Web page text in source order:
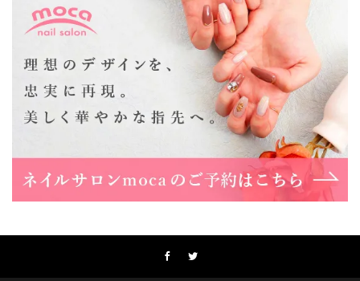
Lee上新庄Vita店
大阪市東淀川区瑞光1-4-1 カサデルドイ 2F
06-6195-3667
Lee東三国店
大阪市淀川区東三国4-8-11 大拓ハイツ6